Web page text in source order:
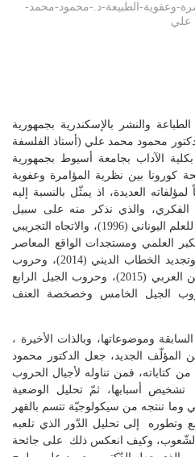
وعفوية-الطبيعة-د.-محمود-محمد-
علي
والنشر بالإسكندرية بجمهورية
محمود محمد علي (أستاذ الفلسفة
الآداب بجامعة أسيوط بجمهورية
كورونا بين نظرية المؤامرة وعفوية
العديدة، اذ يمثّل بالنسبة إليه
الفكري، والذي نذكر منه على سبيل
المثال لا الحصر: الأصول الشرقية للعلم اليوناني (1996)، والاتجاه التجريبي
دافنشي (1998)، التّفكير العلمي ومستجدات الواقع المعاصر
(2009)، وجماليات العلم (2013)، وتجديد الخطاب الديني (2014)، وحروب
الجيل الثّالث ونظرية تفتيت الوطن العربي (2015)، وحروب الجيل الرابع
والآخر (2016)، وحروب الجيل الخامس وخصخصة العنف
وموضوعاتها، وبالذات الأخيرة ،
المؤلّف الجديد، جعل الدكتور محمود
كتاباته، فمن تناوله لأجيال الحروب
أسبابها، ثمّ تحليل الوضعية
وما تنتجه من سيكولوجيّة تتسم بالقهر
وتطوره إلى تحليل الدّور الذي تلعبه
وكيف انعكس ذلك على جائحة